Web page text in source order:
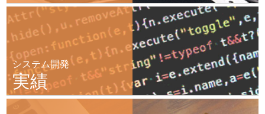
システム開発
実績